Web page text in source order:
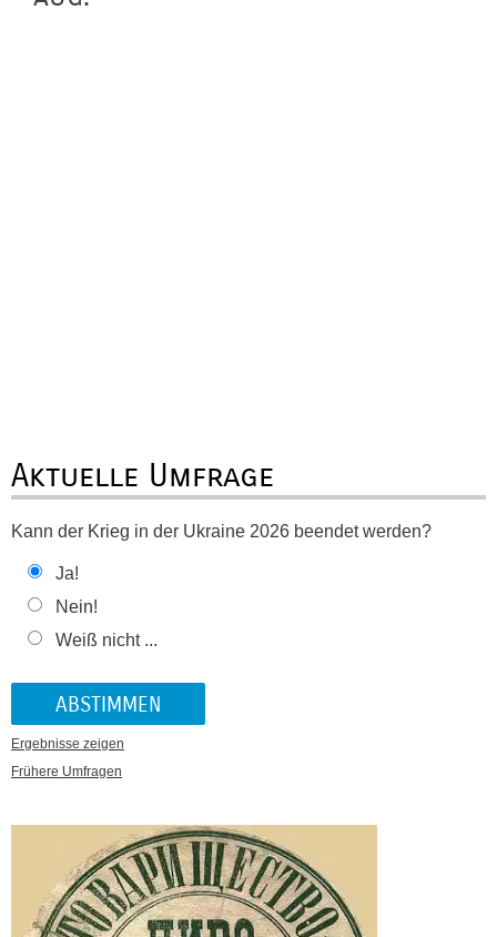
Aktuelle Umfrage
Kann der Krieg in der Ukraine 2026 beendet werden?
Ja!
Nein!
Weiß nicht ...
Ergebnisse zeigen
Frühere Umfragen